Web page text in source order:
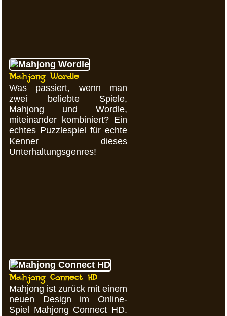
Mahjong Wordle
Was passiert, wenn man
zwei beliebte Spiele,
Mahjong und Wordle,
miteinander kombiniert? Ein
echtes Puzzlespiel für echte
Kenner dieses
Unterhaltungsgenres!
Mahjong Connect HD
Mahjong ist zurück mit einem
neuen Design im Online-
Spiel Mahjong Connect HD.